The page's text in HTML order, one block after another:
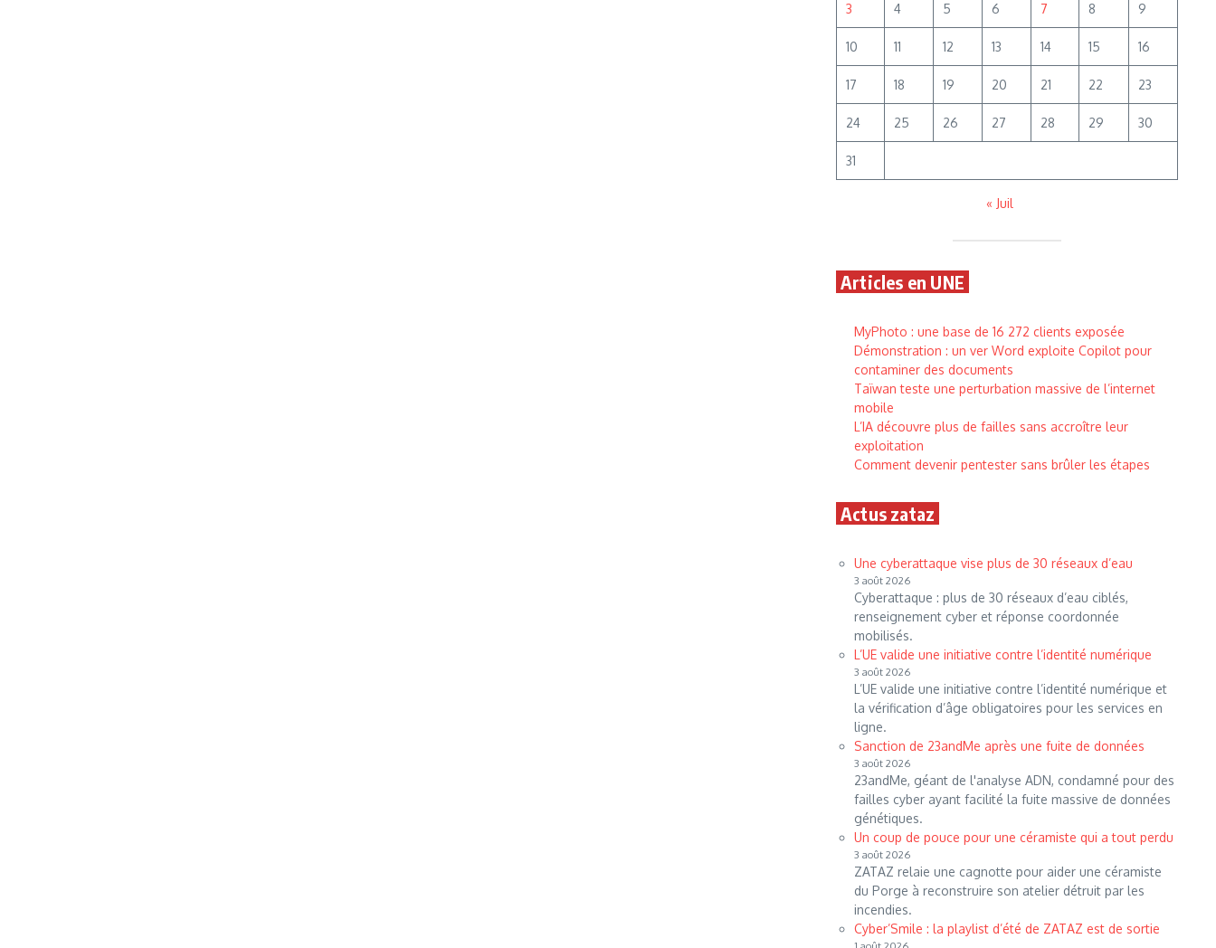
3 4 5 6 7 8 9
10 11 12 13 14 15 16
17 18 19 20 21 22 23
24 25 26 27 28 29 30
31
« Juil
Articles en UNE
MyPhoto : une base de 16 272 clients exposée
Démonstration : un ver Word exploite Copilot pour
contaminer des documents
Taïwan teste une perturbation massive de l’internet
mobile
L’IA découvre plus de failles sans accroître leur
exploitation
Comment devenir pentester sans brûler les étapes
Actus zataz
Une cyberattaque vise plus de 30 réseaux d’eau
3 août 2026
Cyberattaque : plus de 30 réseaux d’eau ciblés,
renseignement cyber et réponse coordonnée
mobilisés.
L’UE valide une initiative contre l’identité numérique
3 août 2026
L’UE valide une initiative contre l’identité numérique et
la vérification d’âge obligatoires pour les services en
ligne.
Sanction de 23andMe après une fuite de données
3 août 2026
23andMe, géant de l'analyse ADN, condamné pour des
failles cyber ayant facilité la fuite massive de données
génétiques.
Un coup de pouce pour une céramiste qui a tout perdu
3 août 2026
ZATAZ relaie une cagnotte pour aider une céramiste
du Porge à reconstruire son atelier détruit par les
incendies.
Cyber’Smile : la playlist d’été de ZATAZ est de sortie